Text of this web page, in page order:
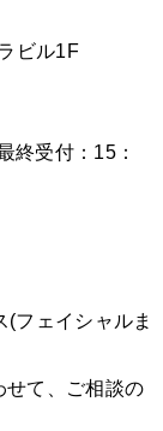
ビル1F
終受付：15：
フェイシャルま
て、ご相談の